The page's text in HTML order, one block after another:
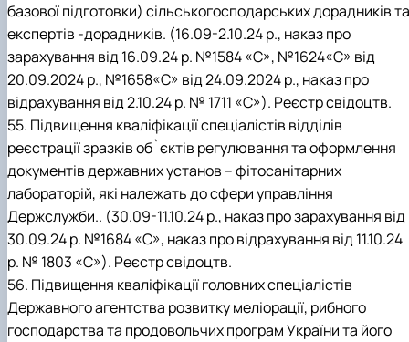
базової підготовки) сільськогосподарських дорадників та
експертів -дорадників. (16.09-2.10.24 р., наказ про
зарахування від 16.09.24 р. №1584 «С», №1624«С» від
20.09.2024 р., №1658«С» від 24.09.2024 р., наказ про
відрахування від 2.10.24 р. № 1711 «С»). Реєстр свідоцтв.
55. Підвищення кваліфікації спеціалістів відділів
реєстрації зразків об`єктів регулювання та оформлення
документів державних установ – фітосанітарних
лабораторій, які належать до сфери управління
Держслужби.. (30.09-11.10.24 р., наказ про зарахування від
30.09.24 р. №1684 «С», наказ про відрахування від 11.10.24
р. № 1803 «С»). Реєстр свідоцтв.
56. Підвищення кваліфікації головних спеціалістів
Державного агентства розвитку меліорації, рибного
господарства та продовольчих програм України та його